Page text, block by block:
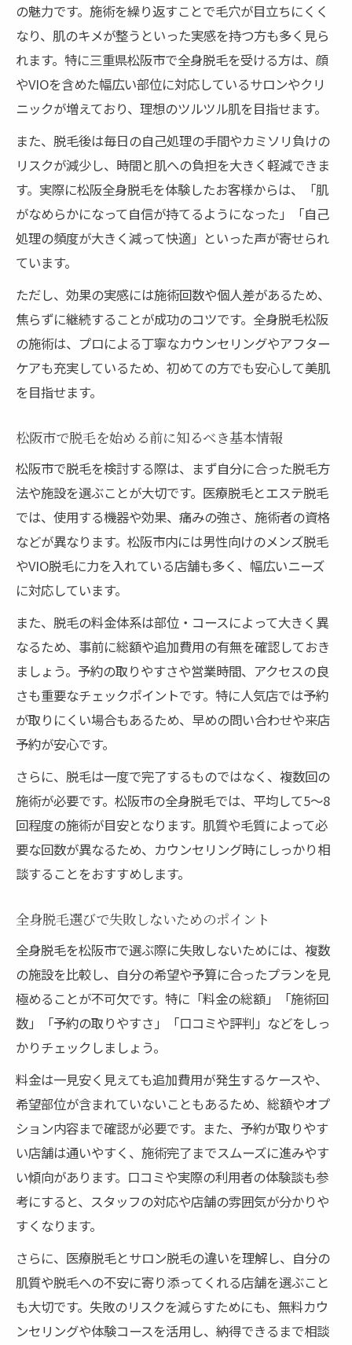
脱毛の効果を高める事前準備とアフターケ
ア
予約しやすい脱毛サロンの選び方とは
松阪市で自分に合う脱毛方法を探すコツ
め
脱毛クリニックとサロンの選び方徹底解説
口コミや評判で見る脱毛のリアルな体験談
料金やプランを比較して賢く脱毛を選ぶ方
医療脱毛・VIO脱毛のおすすめ情報を紹介
医療脱毛とエステ脱毛どちらが向いている？
医療脱毛とエステ脱毛の特徴と違いを比較
脱毛を選ぶ際の料金や効果の違いとは
施術回数や痛みを比較して自分に合う選択
最新機器導入の脱毛で安心して施術を受け
る
医療脱毛のメリットとデメリットを知ろう
痛みや効果を比較した全身脱毛体験談
脱毛は痛い？実際の全身脱毛体験を公開
全身脱毛の効果を実感できるまでの期間
VIO脱毛の痛みと効果をリアルにレビュー
口コミで分かる脱毛施術の満足度や評価
VIO脱毛を含めた安心の脱毛プラン紹介
全身脱毛とVIO脱毛を同時に受けるメリット
脱毛プランで重視すべきVIO部位の特徴
安心して受けられる脱毛サロンの選び方
VIO脱毛の痛みを軽減するための工夫
医療脱毛でVIOを含む全身脱毛の注意点
の魅力です。施術を繰り返すことで毛穴が目立ちにくく
なり、肌のキメが整うといった実感を持つ方も多く見ら
れます。特に三重県松阪市で全身脱毛を受ける方は、顔
やVIOを含めた幅広い部位に対応しているサロンやクリ
ニックが増えており、理想のツルツル肌を目指せます。
また、脱毛後は毎日の自己処理の手間やカミソリ負けの
リスクが減少し、時間と肌への負担を大きく軽減できま
す。実際に松阪全身脱毛を体験したお客様からは、「肌
がなめらかになって自信が持てるようになった」「自己
処理の頻度が大きく減って快適」といった声が寄せられ
ています。
ただし、効果の実感には施術回数や個人差があるため、
焦らずに継続することが成功のコツです。全身脱毛松阪
の施術は、プロによる丁寧なカウンセリングやアフター
ケアも充実しているため、初めての方でも安心して美肌
を目指せます。
松阪市で脱毛を始める前に知るべき基本情報
松阪市で脱毛を検討する際は、まず自分に合った脱毛方
法や施設を選ぶことが大切です。医療脱毛とエステ脱毛
では、使用する機器や効果、痛みの強さ、施術者の資格
などが異なります。松阪市内には男性向けのメンズ脱毛
やVIO脱毛に力を入れている店舗も多く、幅広いニーズ
に対応しています。
また、脱毛の料金体系は部位・コースによって大きく異
なるため、事前に総額や追加費用の有無を確認しておき
ましょう。予約の取りやすさや営業時間、アクセスの良
さも重要なチェックポイントです。特に人気店では予約
が取りにくい場合もあるため、早めの問い合わせや来店
予約が安心です。
さらに、脱毛は一度で完了するものではなく、複数回の
施術が必要です。松阪市の全身脱毛では、平均して5〜8
回程度の施術が目安となります。肌質や毛質によって必
要な回数が異なるため、カウンセリング時にしっかり相
談することをおすすめします。
全身脱毛選びで失敗しないためのポイント
全身脱毛を松阪市で選ぶ際に失敗しないためには、複数
の施設を比較し、自分の希望や予算に合ったプランを見
極めることが不可欠です。特に「料金の総額」「施術回
数」「予約の取りやすさ」「口コミや評判」などをしっ
かりチェックしましょう。
料金は一見安く見えても追加費用が発生するケースや、
希望部位が含まれていないこともあるため、総額やオプ
ション内容まで確認が必要です。また、予約が取りやす
い店舗は通いやすく、施術完了までスムーズに進みやす
い傾向があります。口コミや実際の利用者の体験談も参
考にすると、スタッフの対応や店舗の雰囲気が分かりや
すくなります。
さらに、医療脱毛とサロン脱毛の違いを理解し、自分の
肌質や脱毛への不安に寄り添ってくれる店舗を選ぶこと
も大切です。失敗のリスクを減らすためにも、無料カウ
ンセリングや体験コースを活用し、納得できるまで相談